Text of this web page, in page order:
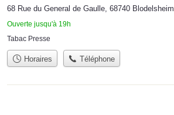
68 Rue du General de Gaulle, 68740 Blodelsheim
Ouverte jusqu'à 19h
Tabac Presse
Horaires Téléphone